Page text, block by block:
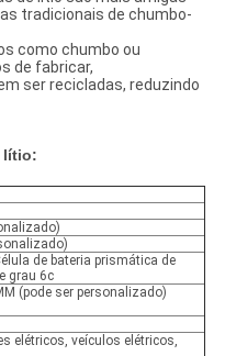
tradicionais de chumbo-
como chumbo ou
de fabricar,
ser recicladas, reduzindo
lítio:
de bateria prismática de
grau 6c
(pode ser personalizado)
elétricos, veículos elétricos,